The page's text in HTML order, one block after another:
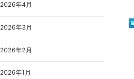
2026年4月
2026年3月
2026年2月
2026年1月